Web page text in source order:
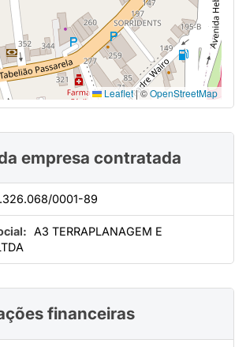
Leaflet|©OpenStreetMap
empresa contratada
0001-89
A3 TERRAPLANAGEM E
financeiras